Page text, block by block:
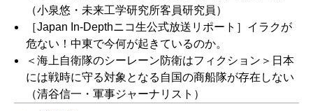
（小泉悠・未来工学研究所客員研究員）
［Japan In-Depthニコ生公式放送リポート］イラクが
危ない！中東で今何が起きているのか。
＜海上自衛隊のシーレーン防衛はフィクション＞日本
には戦時に守る対象となる自国の商船隊が存在しない
（清谷信一・軍事ジャーナリスト）